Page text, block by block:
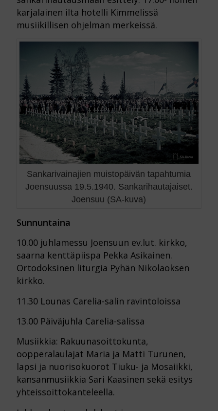
karjalainen ilta hotelli Kimmelissä
musiikillisen ohjelman merkeissä.
Sankarivainajien muistopäivän tapahtumia
Joensuussa 19.5.1940. Sankarihautajaiset.
Joensuu (SA-kuva)
Sunnuntaina
10.00 juhlamessu Joensuun ev.lut. kirkko,
saarna kenttäpiispa Pekka Asikainen.
Ortodoksinen liturgia Pyhän Nikolaoksen
kirkko.
11.30 Lounas Carelia-salin ravintoloissa
13.00 Päiväjuhla Carelia-salissa
Musiikkia: Rakuunasoittokunta,
oopperalaulajat Maria ja Matti Turunen,
lapsi ja nuorisokuorot Tiuku- ja Mosaiikki,
kansanmusiikkia Sari Kaasinen sekä esitys
yhteissoittokanteleella.